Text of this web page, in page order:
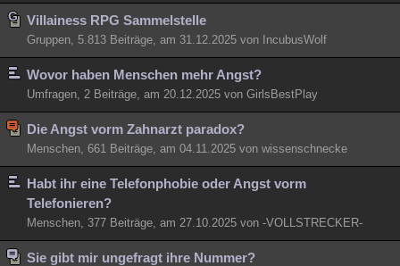
Villainess RPG Sammelstelle
Gruppen, 5.813 Beiträge, am 31.12.2025 von IncubusWolf
Wovor haben Menschen mehr Angst?
Umfragen, 2 Beiträge, am 20.12.2025 von GirlsBestPlay
Die Angst vorm Zahnarzt paradox?
Menschen, 661 Beiträge, am 04.11.2025 von wissenschnecke
Habt ihr eine Telefonphobie oder Angst vorm
Telefonieren?
Menschen, 377 Beiträge, am 27.10.2025 von -VOLLSTRECKER-
Sie gibt mir ungefragt ihre Nummer?